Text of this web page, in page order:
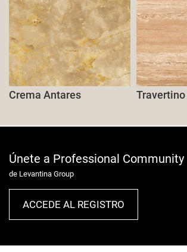
Crema Antares
Únete a Professional Community
de Levantina Group
ACCEDE AL REGISTRO